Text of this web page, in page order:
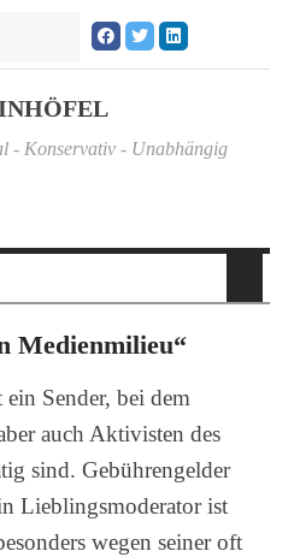
- Konservativ - Unabhängig
Medienmilieu“
Sender, bei dem
auch Aktivisten des
sind. Gebührengelder
Lieblingsmoderator ist
wegen seiner oft